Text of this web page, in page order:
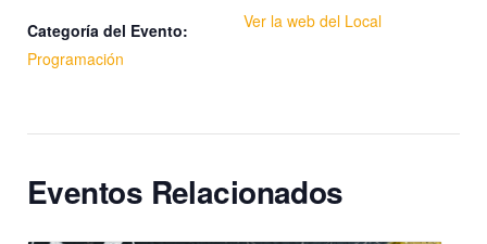
Categoría del Evento:
Programación
Ver la web del Local
Eventos Relacionados